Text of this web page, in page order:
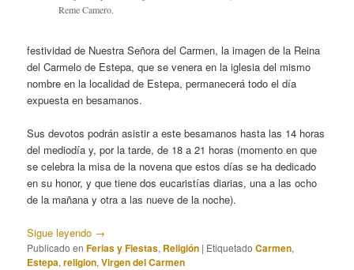
Reme Camero.
festividad de Nuestra Señora del Carmen, la imagen de la Reina
del Carmelo de Estepa, que se venera en la iglesia del mismo
nombre en la localidad de Estepa, permanecerá todo el día
expuesta en besamanos.
Sus devotos podrán asistir a este besamanos hasta las 14 horas
del mediodía y, por la tarde, de 18 a 21 horas (momento en que
se celebra la misa de la novena que estos días se ha dedicado
en su honor, y que tiene dos eucaristías diarias, una a las ocho
de la mañana y otra a las nueve de la noche).
Sigue leyendo →
Publicado en Ferias y Fiestas, Religión | Etiquetado Carmen,
Estepa,religion,Virgen del Carmen